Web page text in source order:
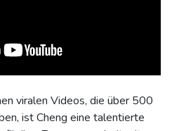
viralen Videos, die über 500
ist Cheng eine talentierte